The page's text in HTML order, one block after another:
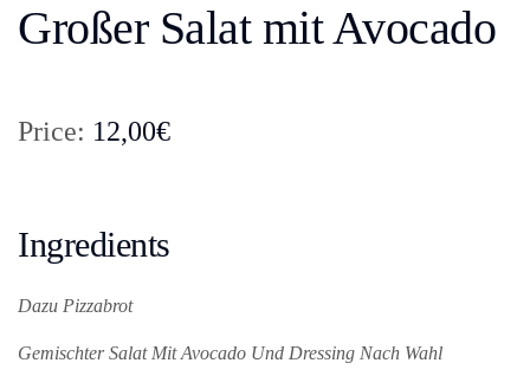
Großer Salat mit Avocado
Price: 12,00€
Ingredients
Dazu Pizzabrot
Gemischter Salat Mit Avocado Und Dressing Nach Wahl